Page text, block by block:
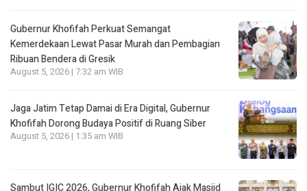
Gubernur Khofifah Perkuat Semangat
Kemerdekaan Lewat Pasar Murah dan Pembagian
Ribuan Bendera di Gresik
August 5, 2026 | 7:32 am WIB
Jaga Jatim Tetap Damai di Era Digital, Gubernur
Khofifah Dorong Budaya Positif di Ruang Siber
August 5, 2026 | 1:35 am WIB
Sambut IGIC 2026, Gubernur Khofifah Ajak Masjid